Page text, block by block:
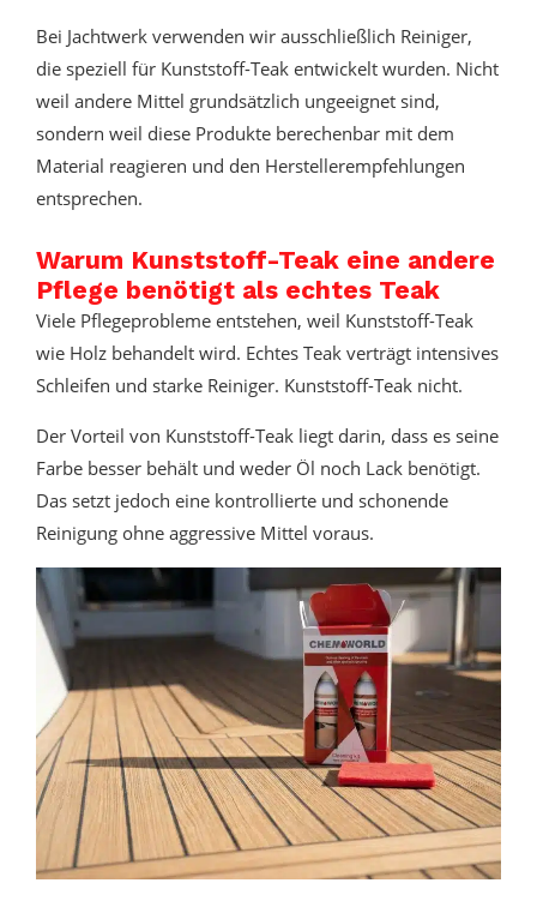
Bei Jachtwerk verwenden wir ausschließlich Reiniger,
die speziell für Kunststoff-Teak entwickelt wurden. Nicht
weil andere Mittel grundsätzlich ungeeignet sind,
sondern weil diese Produkte berechenbar mit dem
Material reagieren und den Herstellerempfehlungen
entsprechen.
Warum Kunststoff-Teak eine andere
Pflege benötigt als echtes Teak
Viele Pflegeprobleme entstehen, weil Kunststoff-Teak
wie Holz behandelt wird. Echtes Teak verträgt intensives
Schleifen und starke Reiniger. Kunststoff-Teak nicht.
Der Vorteil von Kunststoff-Teak liegt darin, dass es seine
Farbe besser behält und weder Öl noch Lack benötigt.
Das setzt jedoch eine kontrollierte und schonende
Reinigung ohne aggressive Mittel voraus.